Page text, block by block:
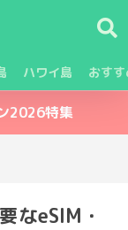
ハワイ島 おす
2026特集
なeSIM・